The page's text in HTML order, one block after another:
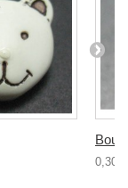
0,30 €